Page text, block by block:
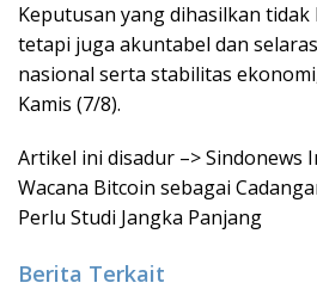
Keputusan yang dihasilkan
tetapi juga akuntabel dan
nasional serta stabilitas
Kamis (7/8).
Artikel ini disadur –> Sindonews
Wacana Bitcoin sebagai
Perlu Studi Jangka Panjang
Berita Terkait